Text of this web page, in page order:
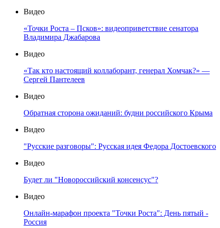
Видео
«Точки Роста – Псков»: видеоприветствие сенатора
Владимира Джабарова
Видео
«Так кто настоящий коллаборант, генерал Хомчак?» —
Сергей Пантелеев
Видео
Обратная сторона ожиданий: будни российского Крыма
Видео
"Русские разговоры": Русская идея Федора Достоевского
Видео
Будет ли "Новороссийский консенсус"?
Видео
Онлайн-марафон проекта "Точки Роста": День пятый -
Россия